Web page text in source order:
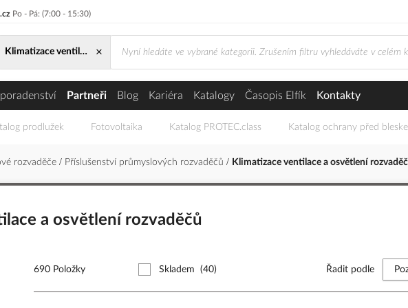
Po - Pá: (7:00 - 15:30)
Klimatizace ventilace a osvětlení rozvaděčů
×
Partneři Blog Kariéra Katalogy Časopis Elfík Kontakty
prodlužek Fotovoltaika Katalog PROTEC.class Katalog ochrany před
rozvaděče Příslušenství průmyslových rozvaděčů Klimatizace ventilace a osvětlení
a osvětlení rozvaděčů
690 Položky Skladem (40) Řadit podle